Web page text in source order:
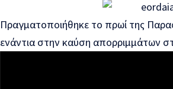
Πραγματοποιήθηκε το πρωί της
ενάντια στην καύση απορριμμάτων